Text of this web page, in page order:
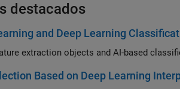
destacados
and Deep Learning
Based on Deep Learning